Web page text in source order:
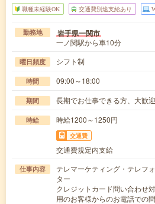
職種未経験OK 交通費別途支給あり
勤務地 岩手県一関市
一ノ関駅から車10分
曜日頻度 シフト制
時間 09:00～18:00
期間 長期でお仕事できる方、大歓迎
時給 時給1200～1250円
交通費
交通費規定内支給
仕事内容
テレマーケティング・テレフ
ター
クレジットカード問い合わせ
用のお客様からのお電話での